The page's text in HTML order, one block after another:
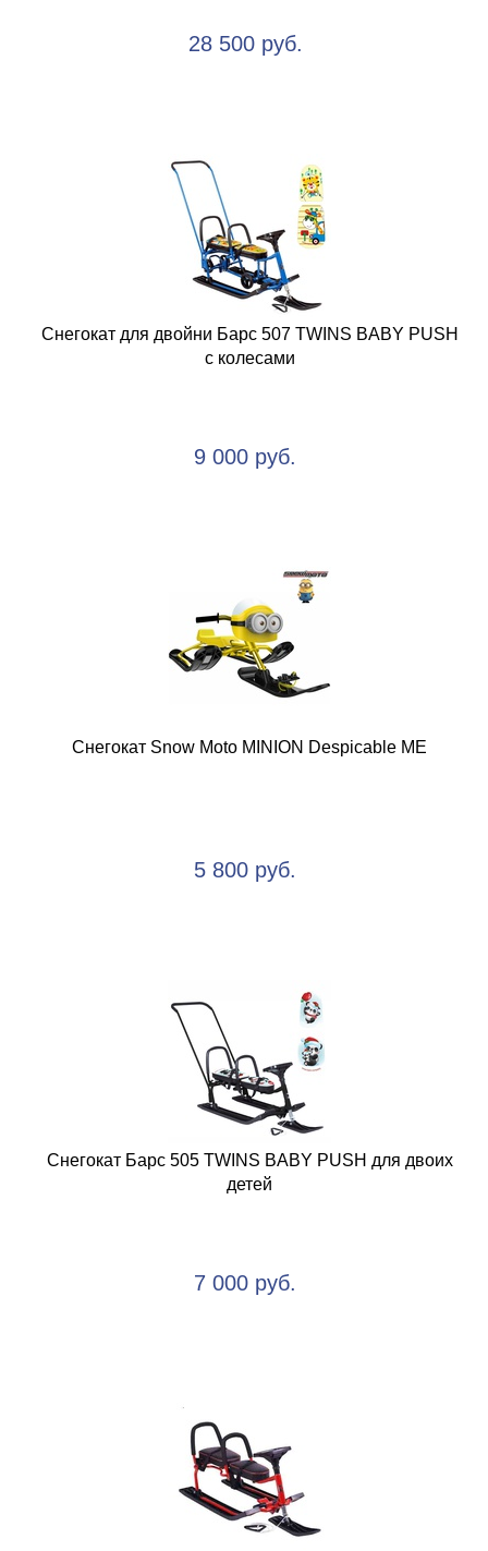
28 500 руб.
Снегокат для двойни Барс 507 TWINS BABY PUSH
с колесами
9 000 руб.
Снегокат Snow Moto MINION Despicable ME
5 800 руб.
Снегокат Барс 505 TWINS BABY PUSH для двоих
детей
7 000 руб.